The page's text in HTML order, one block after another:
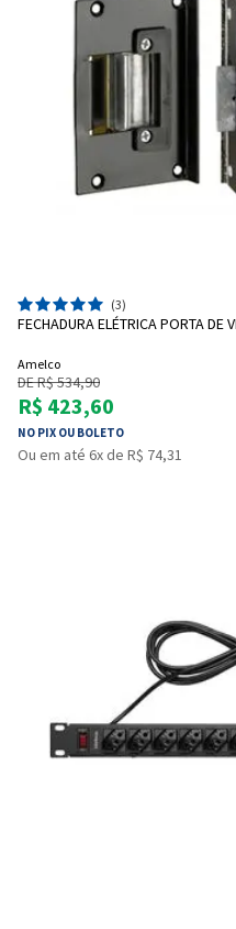
(3)
FECHADURA ELÉTRICA PORTA DE
Amelco
DE R$ 534,90
R$ 423,60
NO PIX OU BOLETO
Ou em até 6x de R$ 74,31